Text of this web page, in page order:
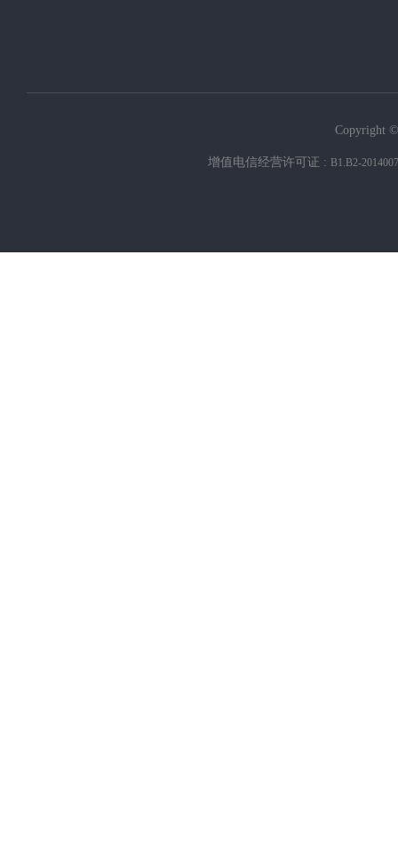
Copyright
增值电信经营许可证 : B1.B2-